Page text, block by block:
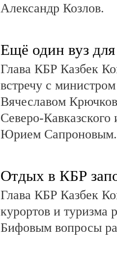
Александр Козлов.
Ещё один вуз
Глава КБР Казбек
встречу с
Вячеславом
Северо-
Юрием
Отдых в КБР
Глава КБР Казбек
курортов и туризма
Бифовым вопросы